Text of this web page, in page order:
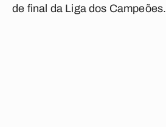
de final da Liga dos Campeões.